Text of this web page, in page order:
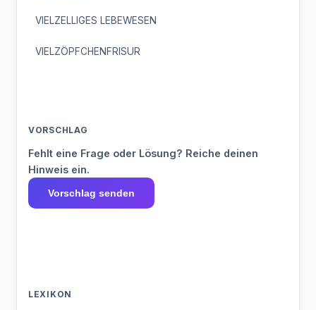
VIELZELLIGES LEBEWESEN
VIELZÖPFCHENFRISUR
VORSCHLAG
Fehlt eine Frage oder Lösung? Reiche deinen
Hinweis ein.
Vorschlag senden
LEXIKON